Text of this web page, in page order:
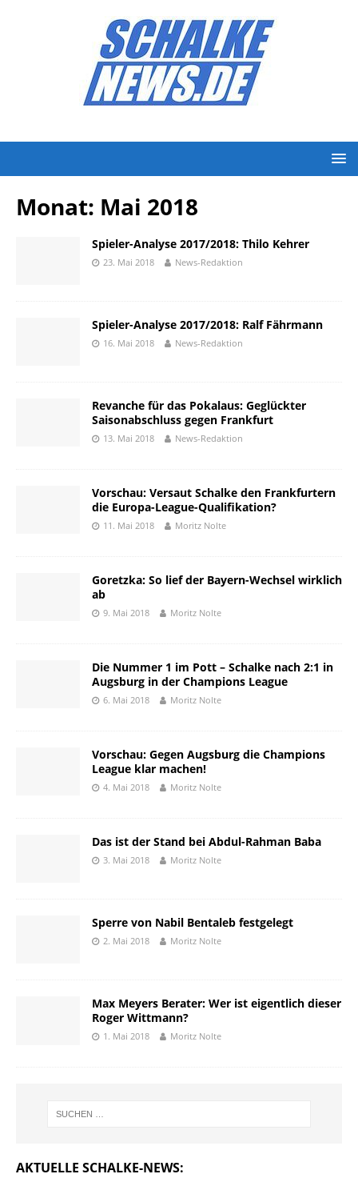
Monat: Mai 2018
Spieler-Analyse 2017/2018: Thilo Kehrer
23. Mai 2018 News-Redaktion
Spieler-Analyse 2017/2018: Ralf Fährmann
16. Mai 2018 News-Redaktion
Revanche für das Pokalaus: Geglückter
Saisonabschluss gegen Frankfurt
13. Mai 2018 News-Redaktion
Vorschau: Versaut Schalke den Frankfurtern
die Europa-League-Qualifikation?
11. Mai 2018 Moritz Nolte
Goretzka: So lief der Bayern-Wechsel wirklich
ab
9. Mai 2018 Moritz Nolte
Die Nummer 1 im Pott – Schalke nach 2:1 in
Augsburg in der Champions League
6. Mai 2018 Moritz Nolte
Vorschau: Gegen Augsburg die Champions
League klar machen!
4. Mai 2018 Moritz Nolte
Das ist der Stand bei Abdul-Rahman Baba
3. Mai 2018 Moritz Nolte
Sperre von Nabil Bentaleb festgelegt
2. Mai 2018 Moritz Nolte
Max Meyers Berater: Wer ist eigentlich dieser
Roger Wittmann?
1. Mai 2018 Moritz Nolte
AKTUELLE SCHALKE-NEWS: